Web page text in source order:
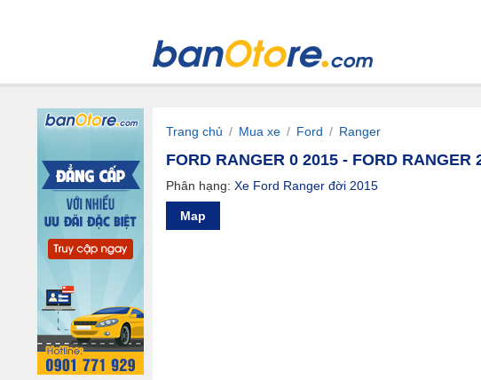
Trang chủ / Mua xe / Ford / Ranger
FORD RANGER 0 2015 - FORD
Phân hạng: Xe Ford Ranger đời 2015
Map